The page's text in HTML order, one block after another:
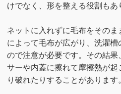
けでなく、形を整える役割もあ
ネットに入れずに毛布をその
によって毛布が広がり、洗濯
ので注意が必要です。その結
サーや内蓋に擦れて摩擦熱が
り破れたりすることがあります